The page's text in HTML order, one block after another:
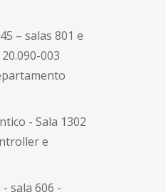
– salas 801 e
20.090-003
- Sala 1302
e
- sala 606 -